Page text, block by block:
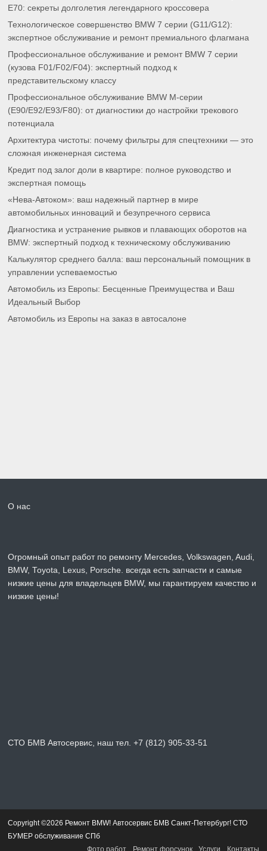
E70: секреты долголетия легендарного кроссовера
Технологическое совершенство BMW 7 серии (G11/G12):
экспертное обслуживание и ремонт премиального флагмана
Профессиональное обслуживание и ремонт BMW 7 серии
(кузова F01/F02/F04): экспертный подход к
представительскому классу
Профессиональное обслуживание BMW M-серии
(E90/E92/E93/F80): от диагностики до настройки трекового
потенциала
Архитектура чистоты: почему фильтры для спецтехники — это
сложная инженерная система
Кредит под залог доли в квартире: полное руководство и
экспертная помощь
«Нева-Автоком»: ваш надежный партнер в мире
автомобильных инноваций и безупречного сервиса
Диагностика и устранение рывков и плавающих оборотов на
BMW: экспертный подход к техническому обслуживанию
Калькулятор среднего балла: ваш персональный помощник в
управлении успеваемостью
Автомобиль из Европы: Бесценные Преимущества и Ваш
Идеальный Выбор
Автомобиль из Европы на заказ в автосалоне
О нас
Огромный опыт работ по ремонту Mercedes, Volkswagen, Audi,
BMW, Toyota, Lexus, Porsche. всегда есть запчасти и самые
низкие цены для владельцев BMW, мы гарантируем качество и
низкие цены!
СТО БМВ Автосервис, наш тел. +7 (812) 905-33-51
Copyright ©2026 Ремонт BMW! Автосервис БМВ Санкт-Петербург! СТО
БУМЕР обслуживание СПб